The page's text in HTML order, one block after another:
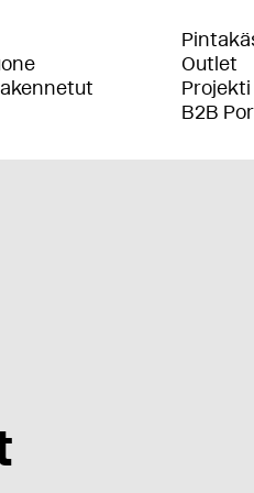
Outlet
Projekti
B2B